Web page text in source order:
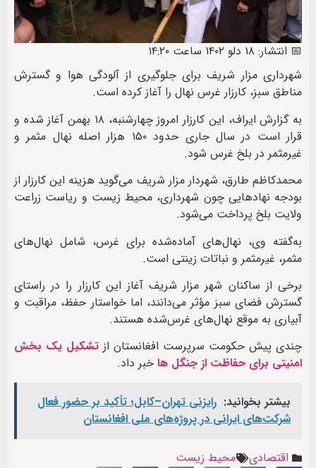
📅 انتشار: ۱۸ دلو ۱۴۰۲ ساعت ۱۴:۲۰
شهرداری مزار شریف برای جلوگیری از آلودگی هوا و گسترش
مناطق سبز، کارزار غرس نهال را آغاز کرده است.
به گزارش ایراف، این کارزار امروز چهارشنبه، ۱۸ بهمن آغاز شده و
قرار است در سال جاری حدود ۱۵۰ هزار اصله‌‌ نهال مثمر و
غیرمثمر در بلخ غرس شود.
محمدکاظم طارق، شهردار مزار شریف می‌گوید هزینه‌ این کارزار از
بودجه‌ نهادهایی چون شهرداری، محیط زیست و ریاست زراعت
ولایت بلخ پرداخت می‌شود.
به‌گفته‌ وی، نهال‌های آماده‌شده برای غرس، شامل نهال‌های
مثمر، غیرمثمر و نباتات زینتی است.
برخی از ساکنان شهر مزار شریف آغاز این کارزار را در راستای
گسترش فضای سبز مؤثر می‌دانند، اما خواستار حفظ، مراقبت و
آبیاری به موقع نهال‌های غرس‌شده‌ هستند.
چندی پیش حکومت سرپرست افغانستان از تشکیل یک بخش
امنیتی برای حفاظت از جنگل ها خبر داد.
بیشتر بخوانید: رایزنی تهران–کابل؛ تأکید بر حضور فعال
شرکت‌های ایرانی در پروژه‌های ملی افغانستان
اقتصادی محیط زیست